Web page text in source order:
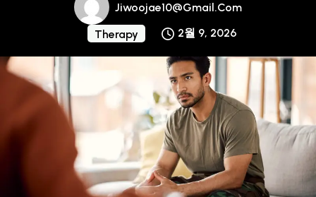
Jiwoojae10@gmail.com
Therapy 2월 9, 2026